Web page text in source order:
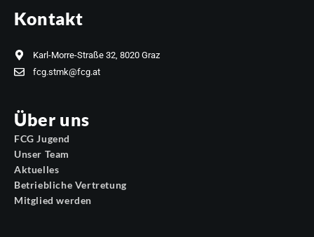
Kontakt
Karl-Morre-Straße 32, 8020 Graz
fcg.stmk@fcg.at
Über uns
FCG Jugend
Unser Team
Aktuelles
Betriebliche Vertretung
Mitglied werden